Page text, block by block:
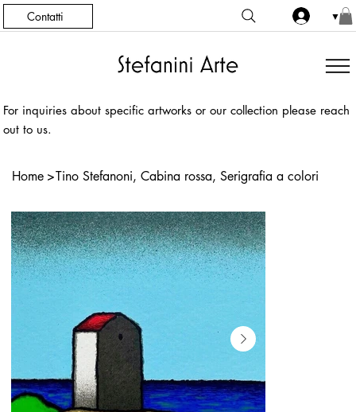
Contatti ▼
For inquiries about specific artworks or our collection please reach
out to us.
Home >Tino Stefanoni, Cabina rossa, Serigrafia a colori